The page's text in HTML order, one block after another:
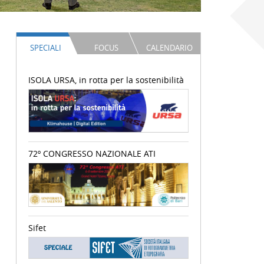
SPECIALI FOCUS CALENDARIO
ISOLA URSA, in rotta per la sostenibilità
72º CONGRESSO NAZIONALE ATI
Sifet